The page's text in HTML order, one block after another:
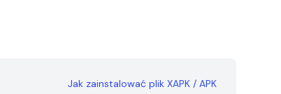
Jak zainstalować plik XAPK / APK